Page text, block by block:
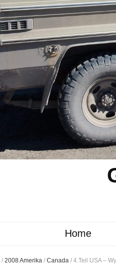
Home
/ 2008 Amerika / Canada / 4.Teil USA –